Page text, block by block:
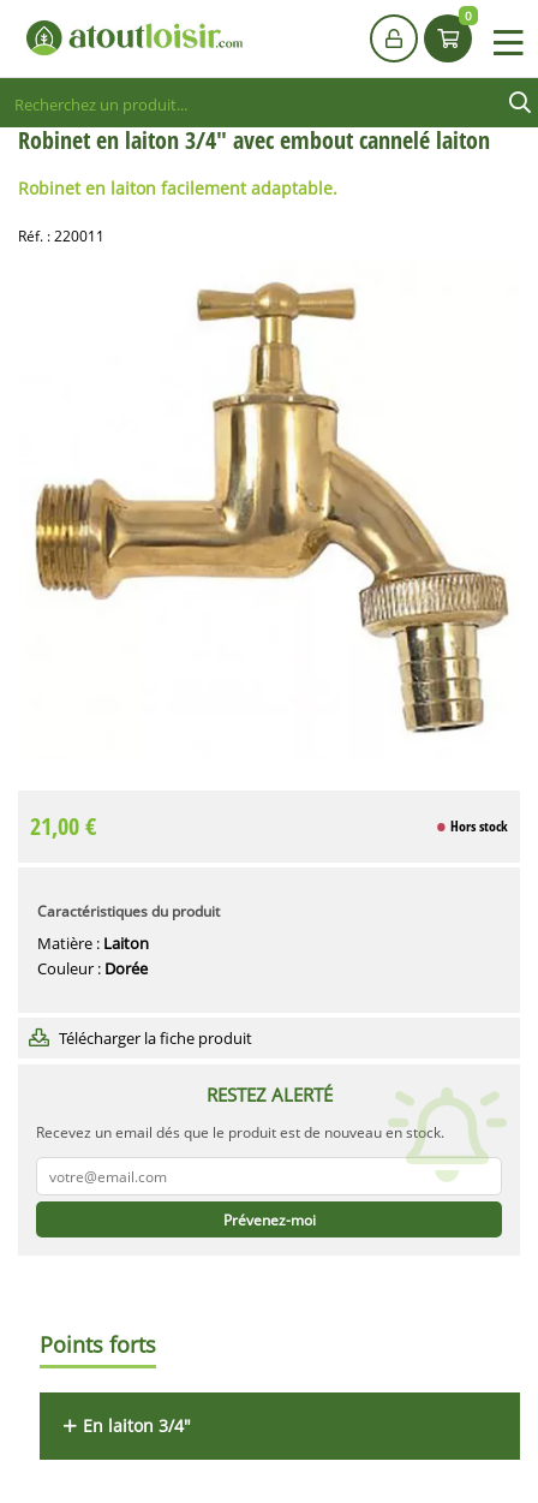
Robinet en laiton 3/4" avec embout cannelé laiton
Robineten laiton facilement adaptable.
Réf. :220011
21,00 € Hors stock
Caractéristiques du produit
Matière : Laiton
Couleur : Dorée
Télécharger la fiche produit
RESTEZ ALERTÉ
Recevez un email dés que le produit est de nouveau en stock.
Prévenez-moi
Points forts
En laiton 3/4"
0